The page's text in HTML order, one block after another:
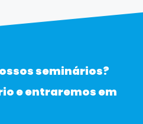
seminários?
e entraremos em